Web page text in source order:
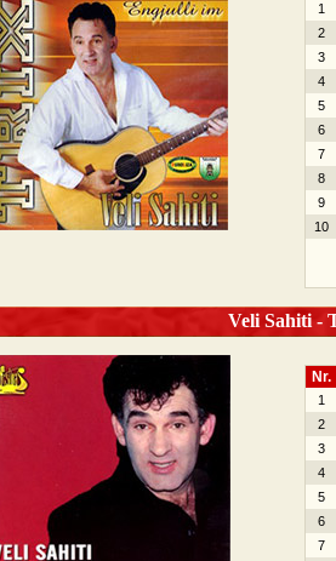
1
2
3
4
5
6
7
8
9
10
Veli Sahiti -
Nr.
1
2
3
4
5
6
7